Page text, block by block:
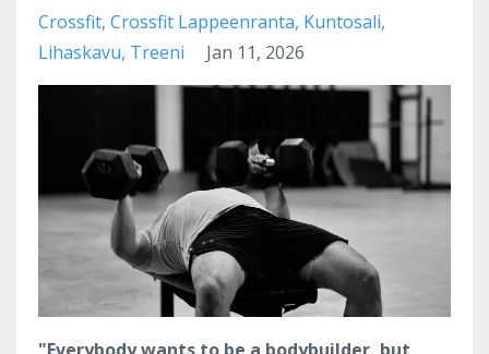
Crossfit Crossfit Lappeenranta Kuntosali
Lihaskavu Treeni Jan 11, 2026